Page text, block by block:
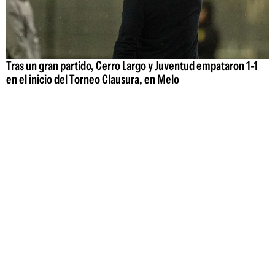
Tras un gran partido, Cerro Largo y Juventud empataron 1-1
en el inicio del Torneo Clausura, en Melo